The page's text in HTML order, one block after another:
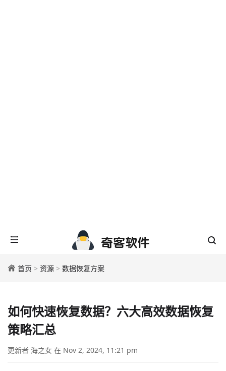
首页 > 资源 > 数据恢复方案
如何快速恢复数据？六大高效数据恢复
策略汇总
更新者 海之女 在 Nov 2, 2024, 11:21 pm